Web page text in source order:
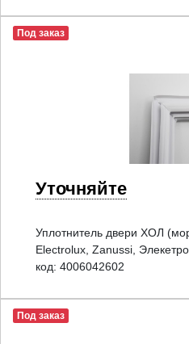
Под заказ
Уточняйте
Уплотнитель двери ХОЛ
Electrolux, Zanussi,
код: 4006042602
Под заказ